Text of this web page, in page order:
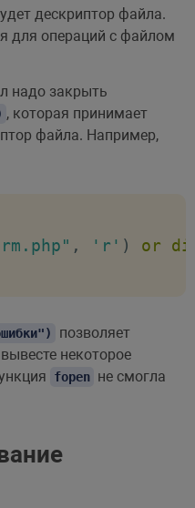
дескриптор файла.
для операций с файлом
надо закрыть
, которая принимает
файла. Например,
, 'r' ) or
позволяет
некоторое
fopen не смогла